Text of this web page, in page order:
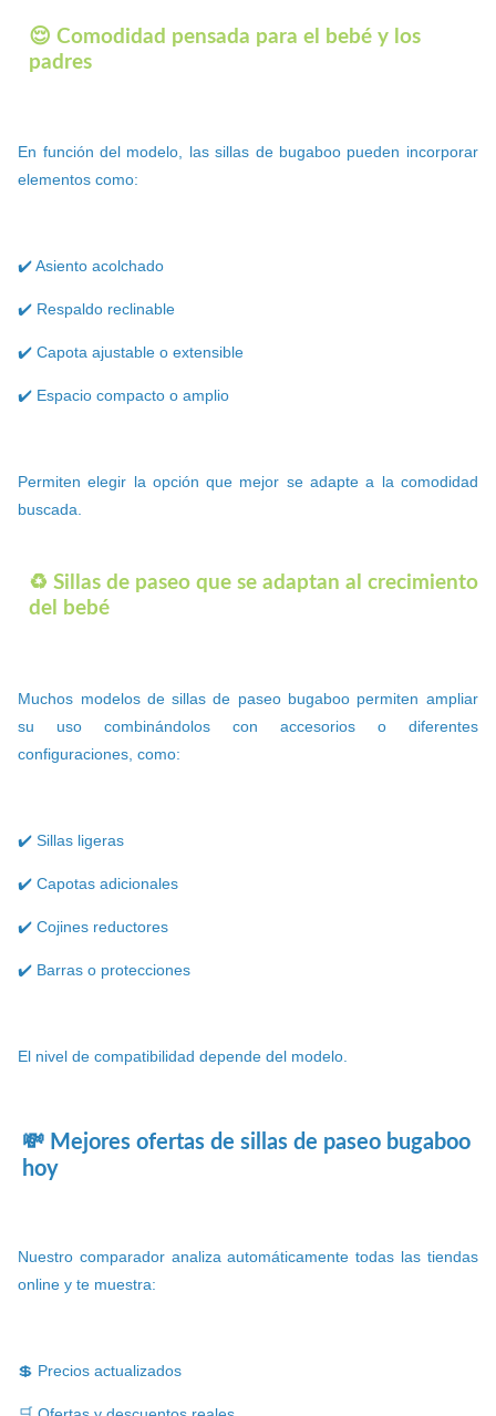
😌 Comodidad pensada para el bebé y los
padres
En función del modelo, las sillas de bugaboo pueden incorporar
elementos como:
✔️ Asiento acolchado
✔️ Respaldo reclinable
✔️ Capota ajustable o extensible
✔️ Espacio compacto o amplio
Permiten elegir la opción que mejor se adapte a la comodidad
buscada.
♻️ Sillas de paseo que se adaptan al crecimiento
del bebé
Muchos modelos de sillas de paseo bugaboo permiten ampliar
su uso combinándolos con accesorios o diferentes
configuraciones, como:
✔️ Sillas ligeras
✔️ Capotas adicionales
✔️ Cojines reductores
✔️ Barras o protecciones
El nivel de compatibilidad depende del modelo.
💸 Mejores ofertas de sillas de paseo bugaboo
hoy
Nuestro comparador analiza automáticamente todas las tiendas
online y te muestra:
💲 Precios actualizados